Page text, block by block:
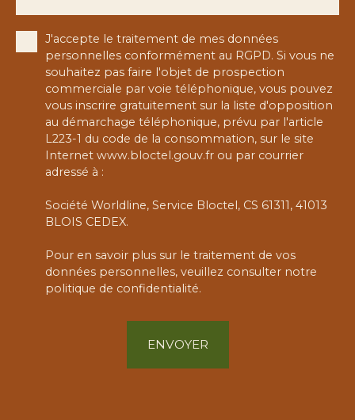
J'accepte le traitement de mes données
personnelles conformément au RGPD. Si vous ne
souhaitez pas faire l'objet de prospection
commerciale par voie téléphonique, vous pouvez
vous inscrire gratuitement sur la liste d'opposition
au démarchage téléphonique, prévu par l'article
L223-1 du code de la consommation, sur le site
Internet www.bloctel.gouv.fr ou par courrier
adressé à :
Société Worldline, Service Bloctel, CS 61311, 41013
BLOIS CEDEX.
Pour en savoir plus sur le traitement de vos
données personnelles, veuillez consulter notre
politique de confidentialité.
ENVOYER